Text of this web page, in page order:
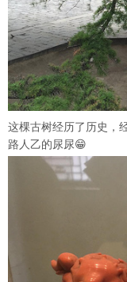
这棵古树经历了历史，
路人乙的尿尿😁